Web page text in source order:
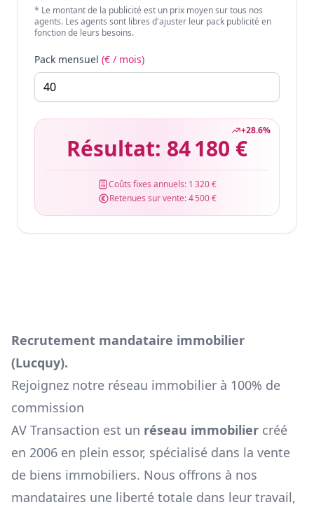
* Le montant de la publicité est un prix moyen sur tous nos
agents. Les agents sont libres d'ajuster leur pack publicité en
fonction de leurs besoins.
Pack mensuel (€ / mois)
+28.6%
Résultat: 84 180 €
Coûts fixes annuels: 1 320 €
Retenues sur vente:4 500 €
Recrutement mandataire immobilier
(Lucquy).
Rejoignez notre réseau immobilier à 100% de
commission
AV Transaction est un réseau immobilier créé
en 2006 en plein essor, spécialisé dans la vente
de biens immobiliers. Nous offrons à nos
mandataires une liberté totale dans leur travail,